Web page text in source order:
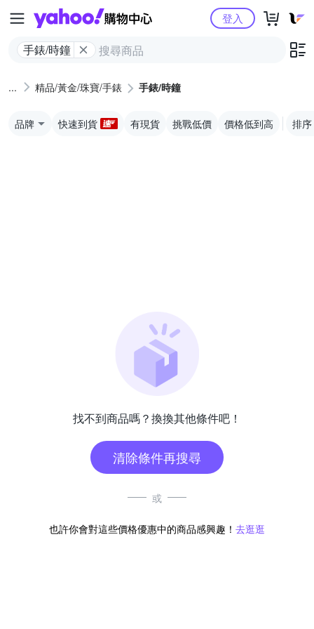
Yahoo購物中心
手錶/時鐘
登入
精品/黃金/珠寶/手錶 手錶/時鐘
品牌 快速到貨 有現貨 挑戰低價 價格低到高 排序
找不到商品嗎？換換其他條件吧！
清除條件再搜尋
或
也許你會對這些價格優惠中的商品感興趣！ 去逛逛